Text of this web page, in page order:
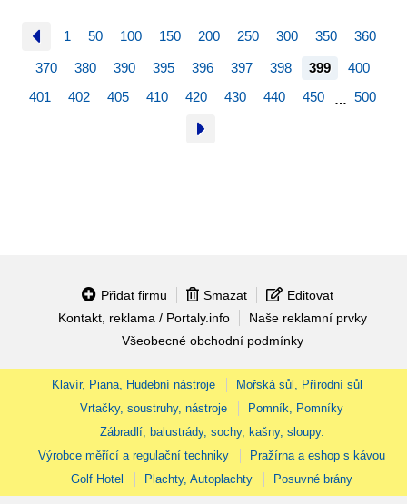
1 50 100 150 200 250 300 350 360
370 380 390 395 396 397 398 399
400
401
402 405 410 420 430 440 450 … 500
Přidat firmu Smazat
Editovat
Kontakt, reklama / Portaly.info
Naše reklamní prvky
Všeobecné obchodní podmínky
Klavír, Piana, Hudební nástroje
Mořská sůl, Přírodní sůl
Vrtačky, soustruhy, nástroje
Pomník, Pomníky
Zábradlí, balustrády, sochy, kašny, sloupy.
Výrobce měřící a regulační techniky
Pražírna a eshop s kávou
Golf Hotel
Plachty, Autoplachty Posuvné brány